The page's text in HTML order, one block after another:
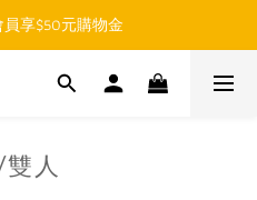
元 超商取貨免運
享$50元購物金
元 超商取貨免運
人